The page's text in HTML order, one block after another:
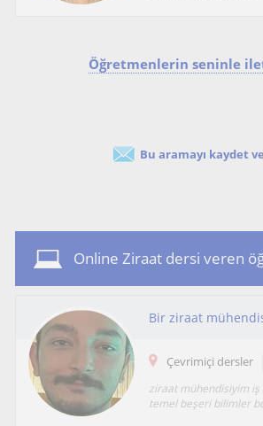
Öğretmenlerin seninle
Bu aramayı kaydet
Online Ziraat dersi veren
Bir ziraat
Çevrimiçi dersler
ziraat mühendisiyim
temel beşeri bilimler